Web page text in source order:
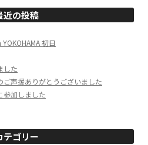
近の投稿
初日
した
ご声援ありがとうございました
参加しました
テゴリー